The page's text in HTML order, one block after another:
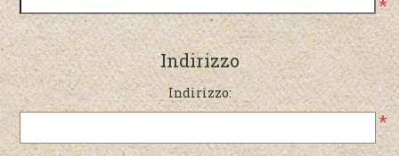
*
Indirizzo
Indirizzo:
*